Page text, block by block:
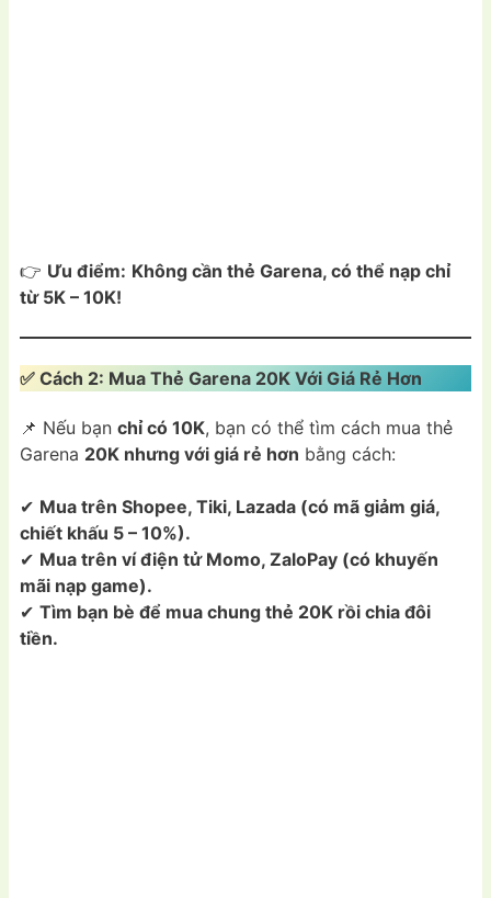
👉 Ưu điểm: Không cần thẻ Garena, có thể nạp chỉ
từ 5K – 10K!
✅ Cách 2: Mua Thẻ Garena 20K Với Giá Rẻ Hơn
📌 Nếu bạn chỉ có 10K, bạn có thể tìm cách mua thẻ
Garena 20K nhưng với giá rẻ hơn bằng cách:
✔ Mua trên Shopee, Tiki, Lazada (có mã giảm giá,
chiết khấu 5 – 10%).
✔ Mua trên ví điện tử Momo, ZaloPay (có khuyến
mãi nạp game).
✔ Tìm bạn bè để mua chung thẻ 20K rồi chia đôi
tiền.